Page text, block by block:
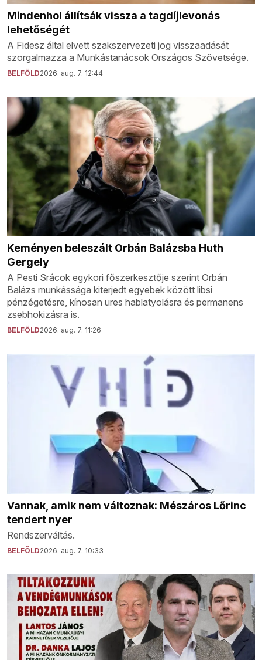
Mindenhol állítsák vissza a tagdíjlevonás
lehetőségét
A Fidesz által elvett szakszervezeti jog visszaadását
szorgalmazza a Munkástanácsok Országos Szövetsége.
BELFÖLD2026. aug. 7. 12:44
Keményen beleszált Orbán Balázsba Huth
Gergely
A Pesti Srácok egykori főszerkesztője szerint Orbán
Balázs munkássága kiterjedt egyebek között libsi
pénzégetésre, kínosan üres hablatyolásra és permanens
zsebhokizásra is.
BELFÖLD2026. aug. 7. 11:26
Vannak, amik nem változnak: Mészáros Lőrinc
tendert nyer
Rendszerváltás.
BELFÖLD2026. aug. 7. 10:33